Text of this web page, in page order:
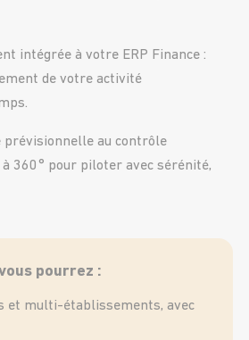
intégrée à votre ERP Finance :
de votre activité
prévisionnelle au contrôle
360° pour piloter avec sérénité,
pourrez :
et multi-établissements, avec